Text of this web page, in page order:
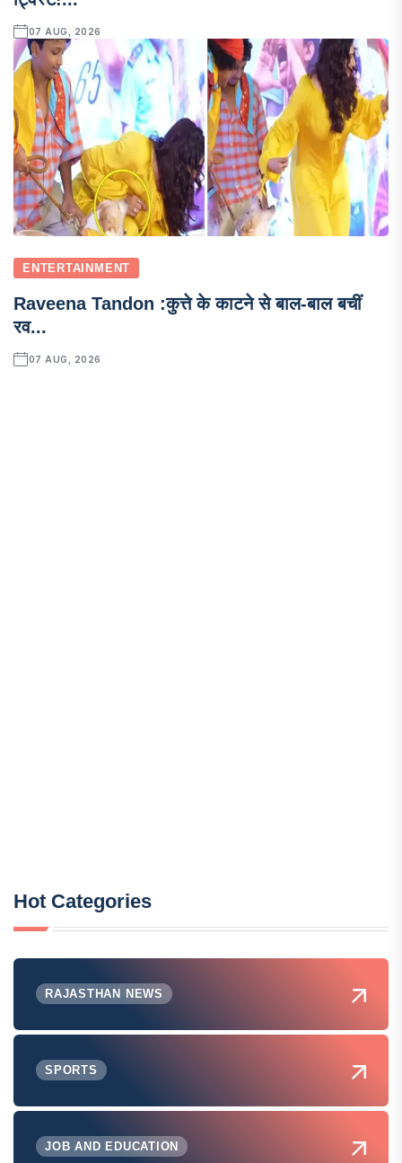
07 AUG, 2026
ENTERTAINMENT
Raveena Tandon :कुत्ते के काटने से बाल-बाल बचीं
रव...
07 AUG, 2026
Hot Categories
RAJASTHAN NEWS
SPORTS
JOB AND EDUCATION